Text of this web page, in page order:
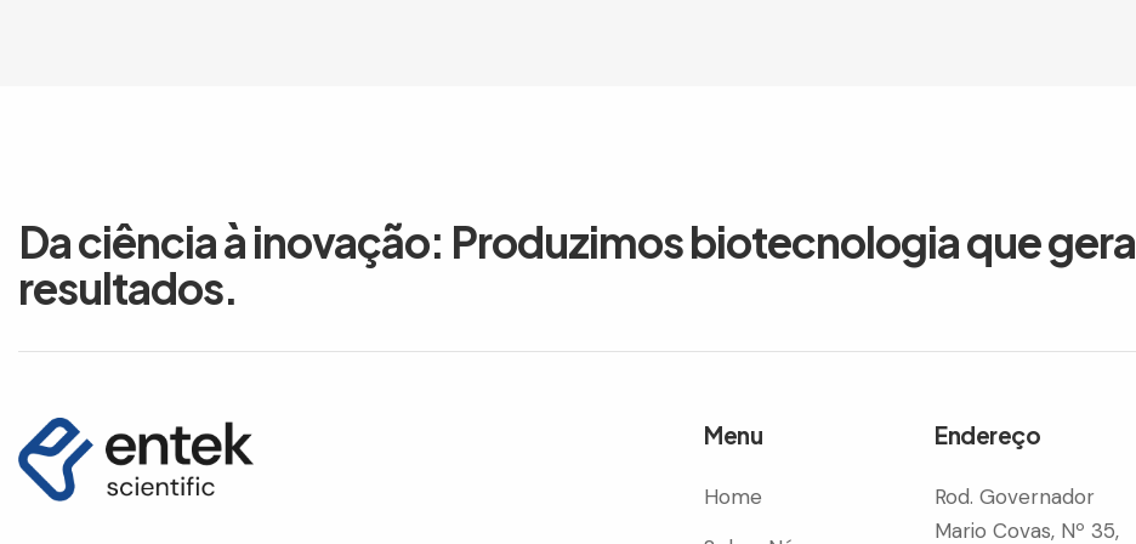
Da ciência à inovação: Produzimos biotecnologia que gera
resultados.
Menu
Home
Endereço
Rod. Governador
Mario Covas, Nº 35,